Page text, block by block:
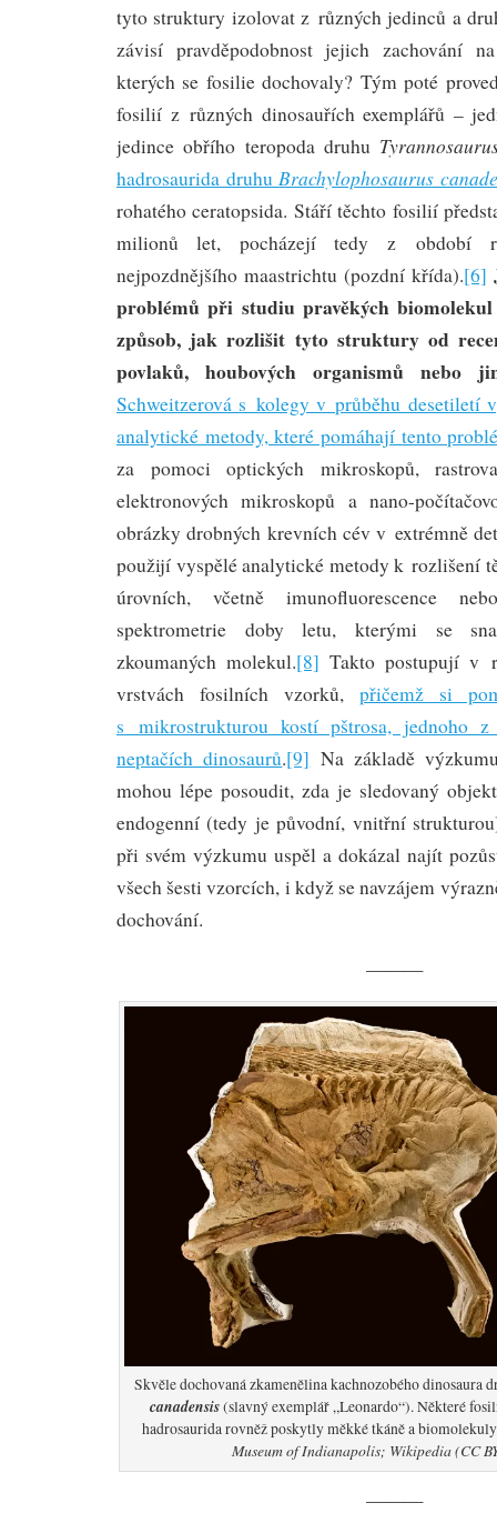
tyto struktury izolovat z různých jedinců a
závisí pravděpodobnost jejich zachování
kterých se fosilie dochovaly? Tým poté
fosilií z různých dinosauřích exemplářů –
jedince obřího teropoda druhu
hadrosaurida druhuBrachylophosaurus
rohatého ceratopsida. Stáří těchto fosilií
milionů let, pocházejí tedy z období
nejpozdnějšího maastrichtu (pozdní křída).[6]
problémů při studiu pravěkých
způsob, jak rozlišit tyto struktury od
povlaků, houbových organismů nebo
Schweitzerová s kolegy v průběhu desetiletí
analytické metody, které pomáhají tento
za pomoci optických mikroskopů,
elektronových mikroskopů a nano-
obrázky drobných krevních cév v extrémně
použijí vyspělé analytické metody k rozlišení
úrovních, včetně imunofluorescence
spektrometrie doby letu, kterými se
zkoumaných molekul.[8] Takto postupují v
vrstvách fosilních vzorků, přičemž si
s mikrostrukturou kostí pštrosa, jednoho
neptačích dinosaurů.[9] Na základě
mohou lépe posoudit, zda je sledovaný
endogenní (tedy je původní, vnitřní
při svém výzkumu uspěl a dokázal najít
všech šesti vzorcích, i když se navzájem
dochování.
———
Skvěle dochovaná zkamenělina kachnozobého dinosaura
canadensis(slavný exemplář „Leonardo“). Některé
hadrosaurida rovněž poskytly měkké tkáně a
Museum of Indianapolis; Wikipedia (CC
———